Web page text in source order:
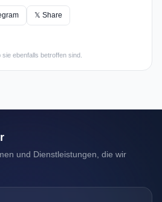
𝕏 Share
ebenfalls betroffen sind.
und Dienstleistungen, die wir